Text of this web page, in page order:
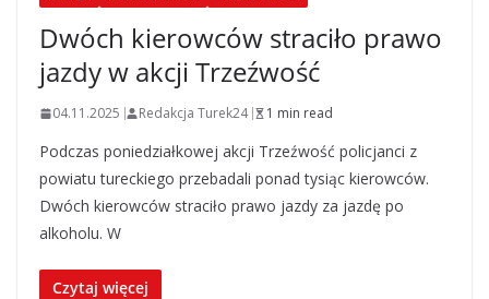
Dwóch kierowców straciło prawo
jazdy w akcji Trzeźwość
04.11.2025 Redakcja Turek24 1 min read
Podczas poniedziałkowej akcji Trzeźwość policjanci z
powiatu tureckiego przebadali ponad tysiąc kierowców.
Dwóch kierowców straciło prawo jazdy za jazdę po
alkoholu. W
Czytaj więcej